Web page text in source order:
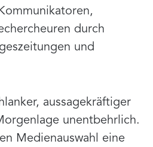
durch
und
aussagekräftiger
unentbehrlich.
Medienauswahl eine